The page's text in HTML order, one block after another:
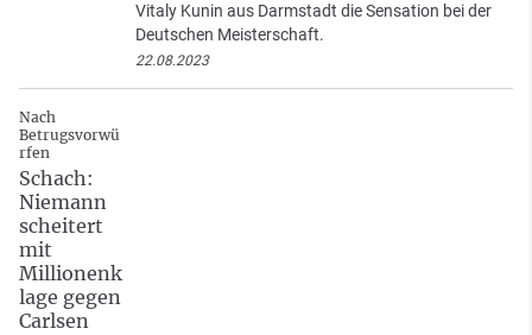
Vitaly Kunin aus Darmstadt die Sensation bei der
Deutschen Meisterschaft.
22.08.2023
Nach
Betrugsvorwü
rfen
Schach:
Niemann
scheitert
mit
Millionenk
lage gegen
Carlsen